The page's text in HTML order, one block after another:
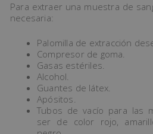
Para extraer una muestra de
necesaria:
Palomilla de extracción
Compresor de goma.
Gasas estériles.
Alcohol.
Guantes de látex.
Apósitos.
Tubos de vacío para las
ser de color rojo,